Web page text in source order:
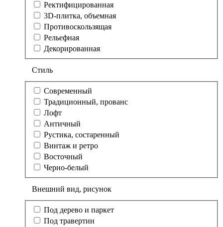
Ректифицированная
3D-плитка, объемная
Противоскользящая
Рельефная
Декорированная
Стиль
Современный
Традиционный, прованс
Лофт
Античный
Рустика, состаренный
Винтаж и ретро
Восточный
Черно-белый
Внешний вид, рисунок
Под дерево и паркет
Под травертин